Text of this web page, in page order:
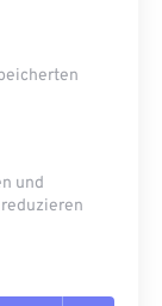
und